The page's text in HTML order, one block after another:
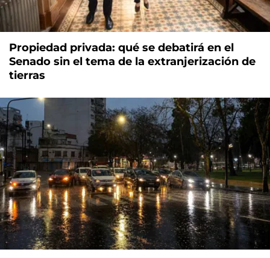
Propiedad privada: qué se debatirá en el
Senado sin el tema de la extranjerización de
tierras